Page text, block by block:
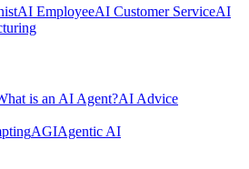
AI EmployeeAI Customer ServiceAI
is an AI Agent?AI Advice
AGIAgentic AI